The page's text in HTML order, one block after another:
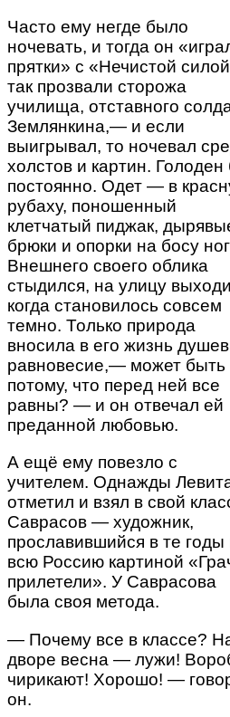
Часто ему негде было
ночевать, и тогда он
прятки» с «Нечистой
так прозвали сторожа
училища, отставного
Землянкина,— и если
выигрывал, то ночевал
холстов и картин.
постоянно. Одет — в
рубаху, поношенный
клетчатый пиджак,
брюки и опорки на босу
Внешнего своего облика
стыдился, на улицу
когда становилось совсем
темно. Только природа
вносила в его жизнь
равновесие,— может быть
потому, что перед ней все
равны? — и он отвечал ей
преданной любовью.
А ещё ему повезло с
учителем. Однажды
отметил и взял в свой
Саврасов — художник,
прославившийся в те годы
всю Россию картиной
прилетели». У Саврасова
была своя метода.
— Почему все в классе?
дворе весна — лужи!
чирикают! Хорошо! —
он.